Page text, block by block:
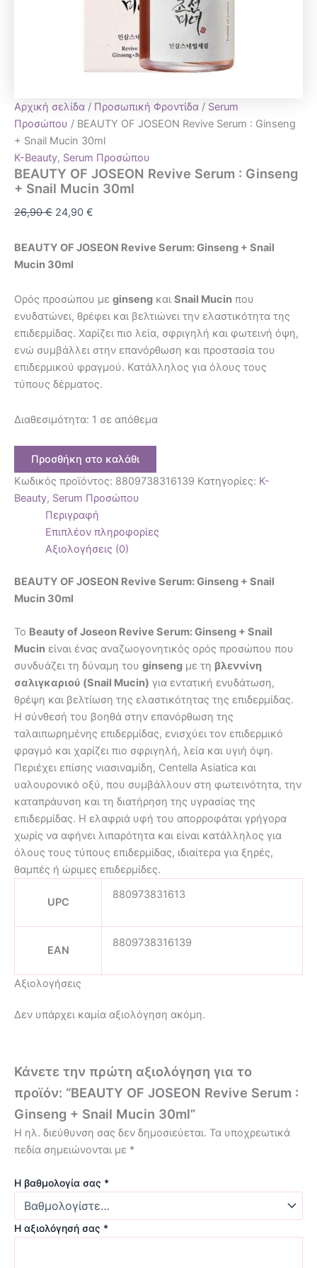
Αρχική σελίδα / Προσωπική Φροντίδα / Serum
Προσώπου / BEAUTY OF JOSEON Revive Serum : Ginseng
+ Snail Mucin 30ml
K-Beauty, Serum Προσώπου
BEAUTY OF JOSEON Revive Serum : Ginseng
+ Snail Mucin 30ml
26,90€ 24,90 €
BEAUTY OF JOSEON Revive Serum: Ginseng + Snail
Mucin 30ml
Ορός προσώπου με ginseng και Snail Mucin που
ενυδατώνει, θρέφει και βελτιώνει την ελαστικότητα της
επιδερμίδας. Χαρίζει πιο λεία, σφριγηλή και φωτεινή όψη,
ενώ συμβάλλει στην επανόρθωση και προστασία του
επιδερμικού φραγμού. Κατάλληλος για όλους τους
τύπους δέρματος.
Διαθεσιμότητα: 1 σε απόθεμα
Προσθήκη στο καλάθι
Κωδικός προϊόντος: 8809738316139 Κατηγορίες: K-
Beauty, Serum Προσώπου
Περιγραφή
Επιπλέον πληροφορίες
Αξιολογήσεις (0)
BEAUTY OF JOSEON Revive Serum: Ginseng + Snail
Mucin 30ml
Το Beauty of Joseon Revive Serum: Ginseng + Snail
Mucin είναι ένας αναζωογονητικός ορός προσώπου που
συνδυάζει τη δύναμη του ginseng με τη βλεννίνη
σαλιγκαριού (Snail Mucin) για εντατική ενυδάτωση,
θρέψη και βελτίωση της ελαστικότητας της επιδερμίδας.
Η σύνθεσή του βοηθά στην επανόρθωση της
ταλαιπωρημένης επιδερμίδας, ενισχύει τον επιδερμικό
φραγμό και χαρίζει πιο σφριγηλή, λεία και υγιή όψη.
Περιέχει επίσης νιασιναμίδη, Centella Asiatica και
υαλουρονικό οξύ, που συμβάλλουν στη φωτεινότητα, την
καταπράυνση και τη διατήρηση της υγρασίας της
επιδερμίδας. Η ελαφριά υφή του απορροφάται γρήγορα
χωρίς να αφήνει λιπαρότητα και είναι κατάλληλος για
όλους τους τύπους επιδερμίδας, ιδιαίτερα για ξηρές,
θαμπές ή ώριμες επιδερμίδες.
UPC
880973831613
EAN
8809738316139
Αξιολογήσεις
Δεν υπάρχει καμία αξιολόγηση ακόμη.
Κάνετε την πρώτη αξιολόγηση για το
προϊόν: “BEAUTY OF JOSEON Revive Serum :
Ginseng + Snail Mucin 30ml”
Η ηλ. διεύθυνση σας δεν δημοσιεύεται. Τα υποχρεωτικά
πεδία σημειώνονται με *
Η βαθμολογία σας *
Η αξιολόγησή σας *